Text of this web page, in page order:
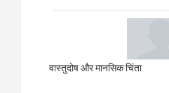
वास्तुदोष और मानसिक चिंता